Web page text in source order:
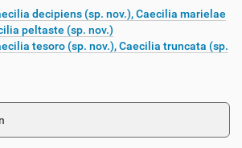
decipiens (sp. nov.), Caecilia marielae
peltaste (sp. nov.)
tesoro (sp. nov.), Caecilia truncata (sp.